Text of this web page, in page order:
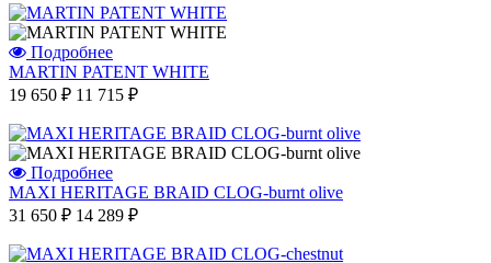
Подробнее
MARTIN PATENT WHITE
19 650 ₽ 11 715 ₽
Подробнее
MAXI HERITAGE BRAID CLOG-burnt olive
31 650 ₽ 14 289 ₽